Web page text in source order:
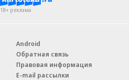
18+ реклама
Android
Обратная связь
Правовая информация
E-mail рассылки